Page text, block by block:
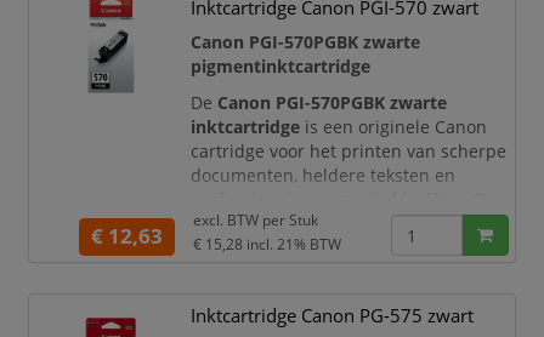
speciaal ontwikkeld voor HP printers en
zorgt voor haarscherpe tekst en nette
afdrukken. Dankzij de betrouwbare
prestaties en een
Inktcartridge Canon PGI-570 zwart
Canon PGI-570PGBK zwarte
pigmentinktcartridge
De Canon PGI-570PGBK zwarte
inktcartridge is een originele Canon
cartridge voor het printen van scherpe
documenten, heldere teksten en
zwarte pigmentinktcartridge is
ontwikkeld voor geselecteerde Canon
thuis, op kantoor of voor studie.
€ 12,63
excl. BTW per Stuk
€ 15,28 incl. 21% BTW
Inktcartridge Canon PG-575 zwart